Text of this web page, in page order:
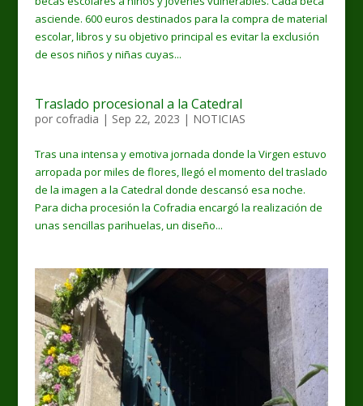
asciende. 600 euros destinados para la compra de material
escolar, libros y su objetivo principal es evitar la exclusión
de esos niños y niñas cuyas...
Traslado procesional a la Catedral
por cofradia | Sep 22, 2023 | NOTICIAS
Tras una intensa y emotiva jornada donde la Virgen estuvo
arropada por miles de flores, llegó el momento del traslado
de la imagen a la Catedral donde descansó esa noche.
Para dicha procesión la Cofradia encargó la realización de
unas sencillas parihuelas, un diseño...